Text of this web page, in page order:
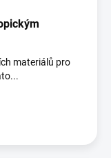
materiálů pro